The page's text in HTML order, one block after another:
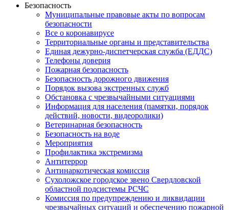
Безопасность
Муниципальные правовые акты по вопросам
безопасности
Все о коронавирусе
Территориальные органы и представительства
Единая дежурно-диспетчерская служба (ЕДДС)
Телефоны доверия
Пожарная безопасность
Безопасность дорожного движения
Порядок вызова экстренных служб
Обстановка с чрезвычайными ситуациями
Информация для населения (памятки, порядок
действий, новости, видеоролики)
Ветеринарная безопасность
Безопасность на воде
Мероприятия
Профилактика экстремизма
Антитеррор
Антинаркотическая комиссия
Сухоложское городское звено Свердловской
областной подсистемы РСЧС
Комиссия по предупреждению и ликвидации
чрезвычайных ситуаций и обеспечению пожарной